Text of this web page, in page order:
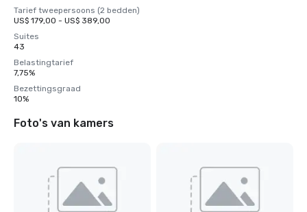
Tarief tweepersoons (2 bedden)
US$ 179,00 - US$ 389,00
Suites
43
Belastingtarief
7,75%
Bezettingsgraad
10%
Foto's van kamers